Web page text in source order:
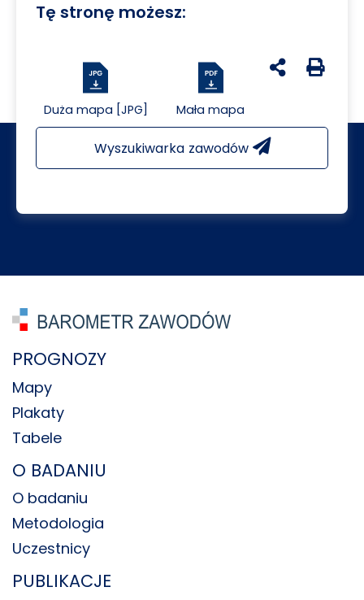
Tę stronę możesz:
Duża mapa [JPG] Mała mapa
udostępnij na
Generuj
Wyszukiwarka zawodów
PROGNOZY
Mapy
Plakaty
Tabele
O BADANIU
O badaniu
Metodologia
Uczestnicy
PUBLIKACJE